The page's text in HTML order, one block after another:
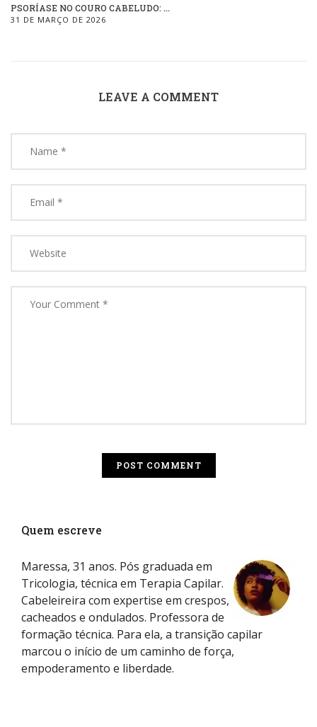
PSORÍASE NO COURO CABELUDO: ...
31 DE MARÇO DE 2026
LEAVE A COMMENT
Quem escreve
Maressa, 31 anos. Pós graduada em
Tricologia, técnica em Terapia Capilar.
Cabeleireira com expertise em crespos,
cacheados e ondulados. Professora de
formação técnica. Para ela, a transição capilar
marcou o início de um caminho de força,
empoderamento e liberdade.